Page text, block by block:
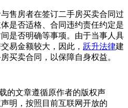
售房者在签订二手房买卖合同过
是否适格、合同违约责任约定是
是否明确等事项。由于当事人具
易金额较大，因此， 跃升法律建
买卖合同，以保障自身权益。
的文章遵循原作者的版权声
明，按照目前互联网开放的